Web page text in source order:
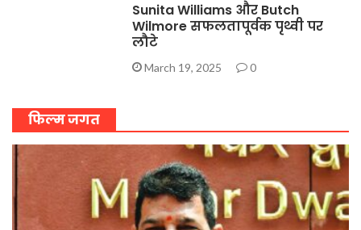
Sunita Williams और Butch
Wilmore सफलतापूर्वक पृथ्वी पर
लौटे
March 19, 2025 0
फिल्म जगत